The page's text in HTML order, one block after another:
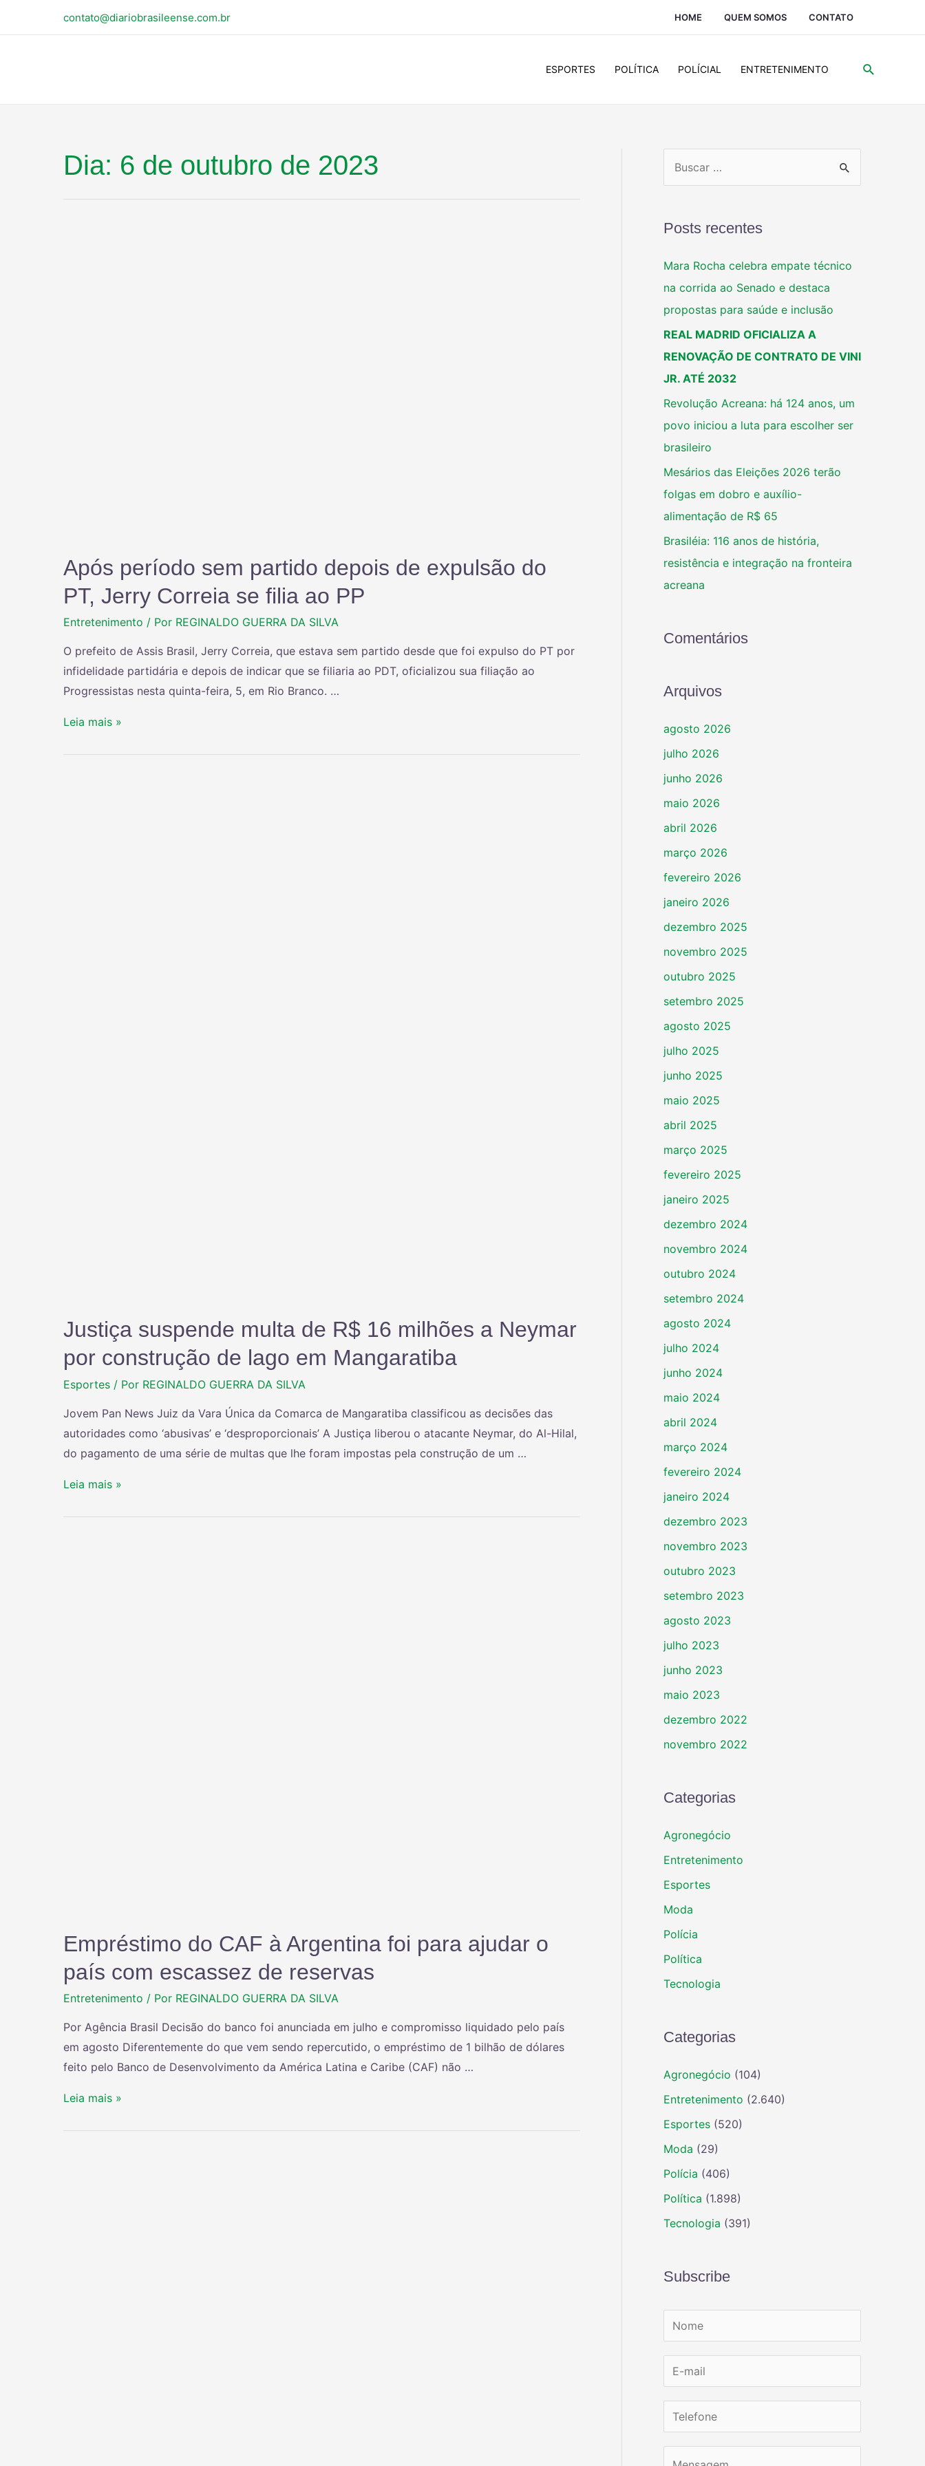
contato@diariobrasileense.com.br HOME QUEM SOMOS CONTATO
ESPORTES POLÍTICA POLÍCIAL ENTRETENIMENTO
Dia: 6 de outubro de 2023
Após período sem partido depois de expulsão do
PT, Jerry Correia se filia ao PP
Entretenimento / Por REGINALDO GUERRA DA SILVA
O prefeito de Assis Brasil, Jerry Correia, que estava sem partido desde que foi expulso do PT por
infidelidade partidária e depois de indicar que se filiaria ao PDT, oficializou sua filiação ao
Progressistas nesta quinta-feira, 5, em Rio Branco. …
Leia mais »
Justiça suspende multa de R$ 16 milhões a Neymar
por construção de lago em Mangaratiba
Esportes / Por REGINALDO GUERRA DA SILVA
Jovem Pan News Juiz da Vara Única da Comarca de Mangaratiba classificou as decisões das
autoridades como ‘abusivas’ e ‘desproporcionais’ A Justiça liberou o atacante Neymar, do Al-Hilal,
do pagamento de uma série de multas que lhe foram impostas pela construção de um …
Leia mais »
Empréstimo do CAF à Argentina foi para ajudar o
país com escassez de reservas
Entretenimento / Por REGINALDO GUERRA DA SILVA
Por Agência Brasil Decisão do banco foi anunciada em julho e compromisso liquidado pelo país
em agosto Diferentemente do que vem sendo repercutido, o empréstimo de 1 bilhão de dólares
feito pelo Banco de Desenvolvimento da América Latina e Caribe (CAF) não …
Leia mais »
Posts recentes
Mara Rocha celebra empate técnico
na corrida ao Senado e destaca
propostas para saúde e inclusão
REAL MADRID OFICIALIZA A
RENOVAÇÃO DE CONTRATO DE VINI
JR. ATÉ 2032
Revolução Acreana: há 124 anos, um
povo iniciou a luta para escolher ser
brasileiro
Mesários das Eleições 2026 terão
folgas em dobro e auxílio-
alimentação de R$ 65
Brasiléia: 116 anos de história,
resistência e integração na fronteira
acreana
Comentários
Arquivos
agosto 2026
julho 2026
junho 2026
maio 2026
abril 2026
março 2026
fevereiro 2026
janeiro 2026
dezembro 2025
novembro 2025
outubro 2025
setembro 2025
agosto 2025
julho 2025
junho 2025
maio 2025
abril 2025
março 2025
fevereiro 2025
janeiro 2025
dezembro 2024
novembro 2024
outubro 2024
setembro 2024
agosto 2024
julho 2024
junho 2024
maio 2024
abril 2024
março 2024
fevereiro 2024
janeiro 2024
dezembro 2023
novembro 2023
outubro 2023
setembro 2023
agosto 2023
julho 2023
junho 2023
maio 2023
dezembro 2022
novembro 2022
Categorias
Agronegócio
Entretenimento
Esportes
Moda
Polícia
Política
Tecnologia
Categorias
Agronegócio (104)
Entretenimento (2.640)
Esportes (520)
Moda (29)
Polícia (406)
Política (1.898)
Tecnologia (391)
Subscribe